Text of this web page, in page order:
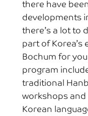
there have
developments
there’s a lot to
part of Korea’s
Bochum for
program
traditional
workshops and
Korean